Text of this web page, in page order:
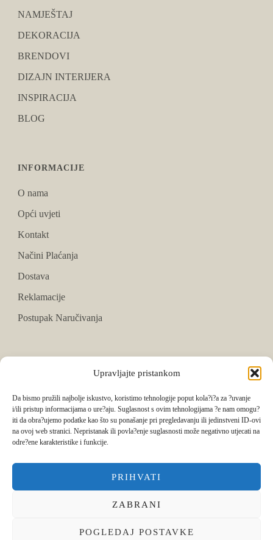
Upravljajte pristankom
Da bismo pružili najbolje iskustvo, koristimo tehnologije poput kola?i?a za ?uvanje
i/ili pristup informacijama o ure?aju. Suglasnost s ovim tehnologijama ?e nam omogu?
iti da obra?ujemo podatke kao što su ponašanje pri pregledavanju ili jedinstveni ID-ovi
na ovoj web stranici. Nepristanak ili povla?enje suglasnosti može negativno utjecati na
odre?ene karakteristike i funkcije.
PRIHVATI
ZABRANI
POGLEDAJ POSTAVKE
NAMJEŠTAJ
DEKORACIJA
BRENDOVI
DIZAJN INTERIJERA
INSPIRACIJA
BLOG
INFORMACIJE
O nama
Opći uvjeti
Kontakt
Načini Plaćanja
Dostava
Reklamacije
Postupak Naručivanja
Instagram
Tik Tok